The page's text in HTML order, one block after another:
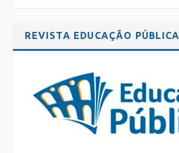
REVISTA EDUCAÇÃO PÚBLICA